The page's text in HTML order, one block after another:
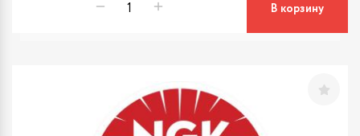
В корзину